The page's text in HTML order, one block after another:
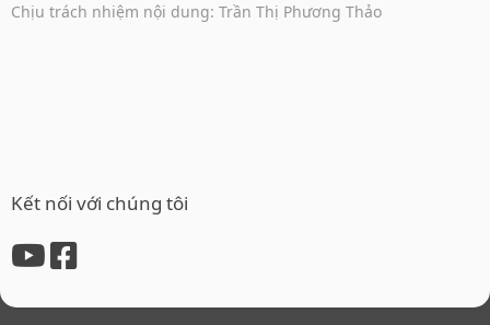
Chịu trách nhiệm nội dung: Trần Thị Phương Thảo
Kết nối với chúng tôi